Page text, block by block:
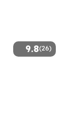
9.8(26)